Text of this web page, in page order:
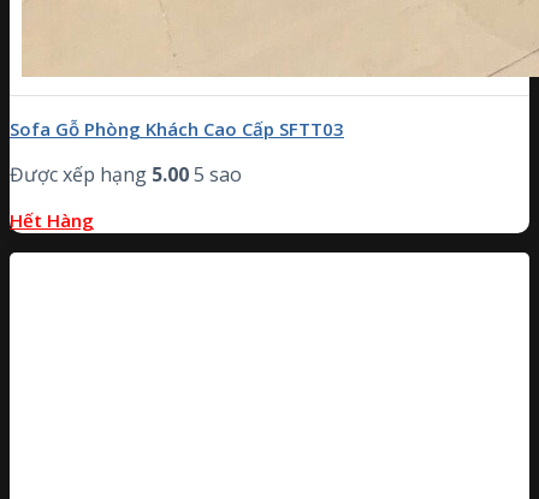
Sofa Gỗ Phòng Khách Cao Cấp SFTT03
Được xếp hạng 5.005 sao
Hết Hàng